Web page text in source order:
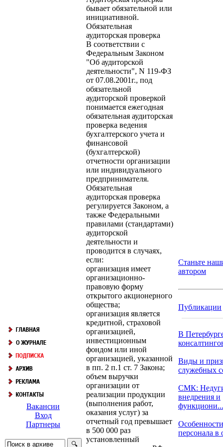
Вакансии
Вход
Партнеры
бывает обязательной или
инициативной.
Обязательная
аудиторская проверка
В соответствии с
Федеральным Законом
"Об аудиторской
деятельности", N 119-ФЗ
от 07.08.2001г., под
обязательной
аудиторской проверкой
понимается ежегодная
обязательная аудиторская
проверка ведения
бухгалтерского учета и
финансовой
(бухгалтерской)
отчетности организации
или индивидуального
предпринимателя.
Обязательная
аудиторская проверка
регулируется Законом, а
также Федеральными
правилами (стандартами)
аудиторской
деятельности и
проводится в случаях,
если:
организация имеет
организационно-
правовую форму
открытого акционерного
общества;
организация является
кредитной, страховой
организацией,
инвестиционным
фондом или иной
организацией, указанной
в пп. 2 п.1 ст. 7 Закона;
объем выручки
организации от
реализации продукции
(выполнения работ,
оказания услуг) за
отчетный год превышает
в 500 000 раз
установленный
Станьте
автором
Публикации
В
Виды и
служебных
СМК:
внедрения и
функциони...
персонала в